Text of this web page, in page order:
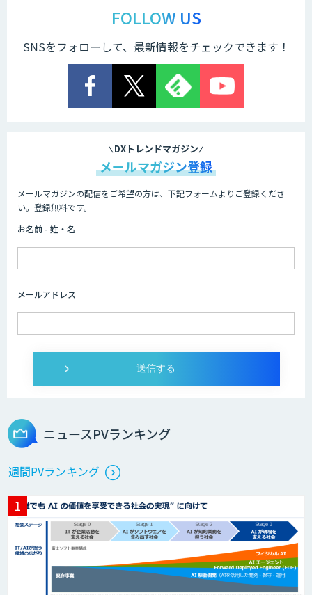
FOLLOW US
SNSをフォローして、最新情報をチェックできます！
DXトレンドマガジン
メールマガジン登録
メールマガジンの配信をご希望の方は、下記フォームよりご登録くださ
い。登録無料です。
お名前 - 姓・名
メールアドレス
ニュースPVランキング
週間PVランキング